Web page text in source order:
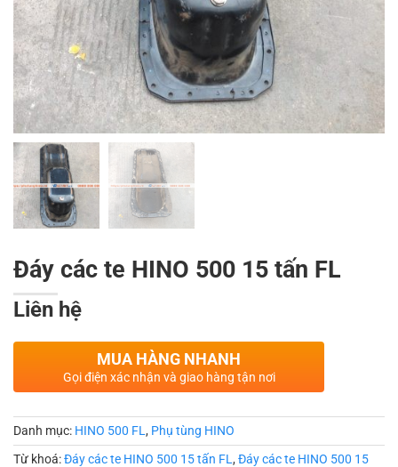
Đáy các te HINO 500 15 tấn FL
Liên hệ
MUA HÀNG NHANH
Gọi điện xác nhận và giao hàng tận nơi
Danh mục: HINO 500 FL , Phụ tùng HINO
Từ khoá:Đáy các te HINO 500 15 tấn FL , Đáy các te HINO 500 15